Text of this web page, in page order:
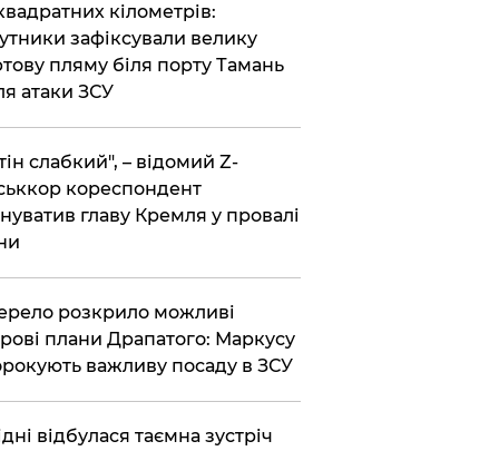
кілометрів:
зафіксували велику
пляму біля порту Тамань
атаки ЗСУ
слабкий", – відомий Z-
кореспондент
главу Кремля у провалі
розкрило можливі
плани Драпатого: Маркусу
важливу посаду в ЗСУ
відбулася таємна зустріч